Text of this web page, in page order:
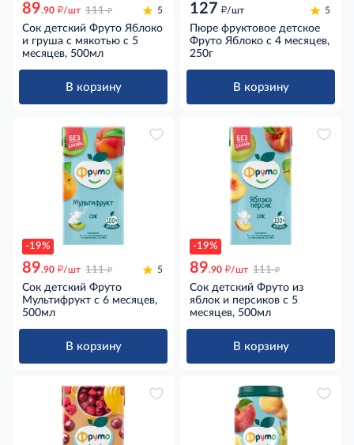
89.90 д/шт 111 д 5
Сок детский Фруто Яблоко
и груша с мякотью с 5
месяцев, 500мл
В корзину
127 д/шт 5
Пюре фруктовое детское
Фруто Яблоко с 4 месяцев,
250г
В корзину
-19%
89.90 д/шт 111 д 5
Сок детский Фруто
Мультифрукт с 6 месяцев,
500мл
В корзину
-19%
89.90 д/шт 111 д
Сок детский Фруто из
яблок и персиков с 5
месяцев, 500мл
В корзину